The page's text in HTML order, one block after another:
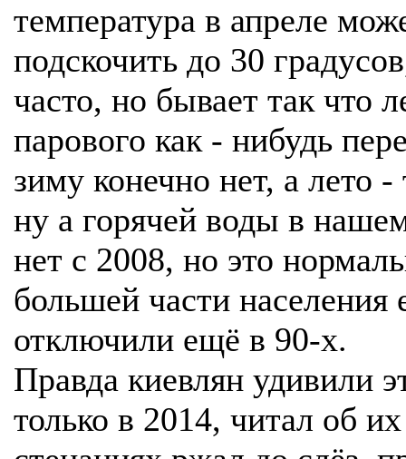
температура в апреле
подскочить до 30
часто, но бывает так что
парового как - нибудь
зиму конечно нет, а лето -
ну а горячей воды в
нет с 2008, но это
большей части населения
отключили ещё в 90-х.
Правда киевлян удивили
только в 2014, читал об их